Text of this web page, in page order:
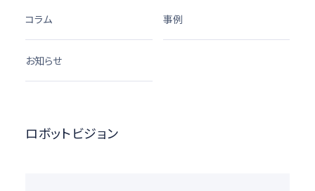
コラム 事例
お知らせ
ロボットビジョン